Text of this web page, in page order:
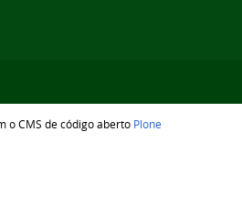
o CMS de código aberto Plone